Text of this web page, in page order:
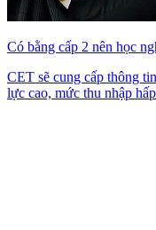
Có bằng cấp 2 nên học
CET sẽ cung cấp thông
lực cao, mức thu nhập